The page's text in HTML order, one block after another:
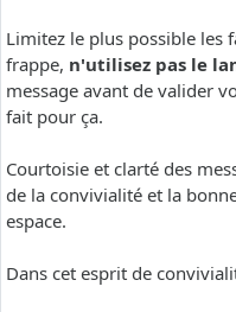
Limitez le plus possible les
frappe, n'utilisez pas le
message avant de valider
fait pour ça.
Courtoisie et clarté des
de la convivialité et la
espace.
Dans cet esprit de